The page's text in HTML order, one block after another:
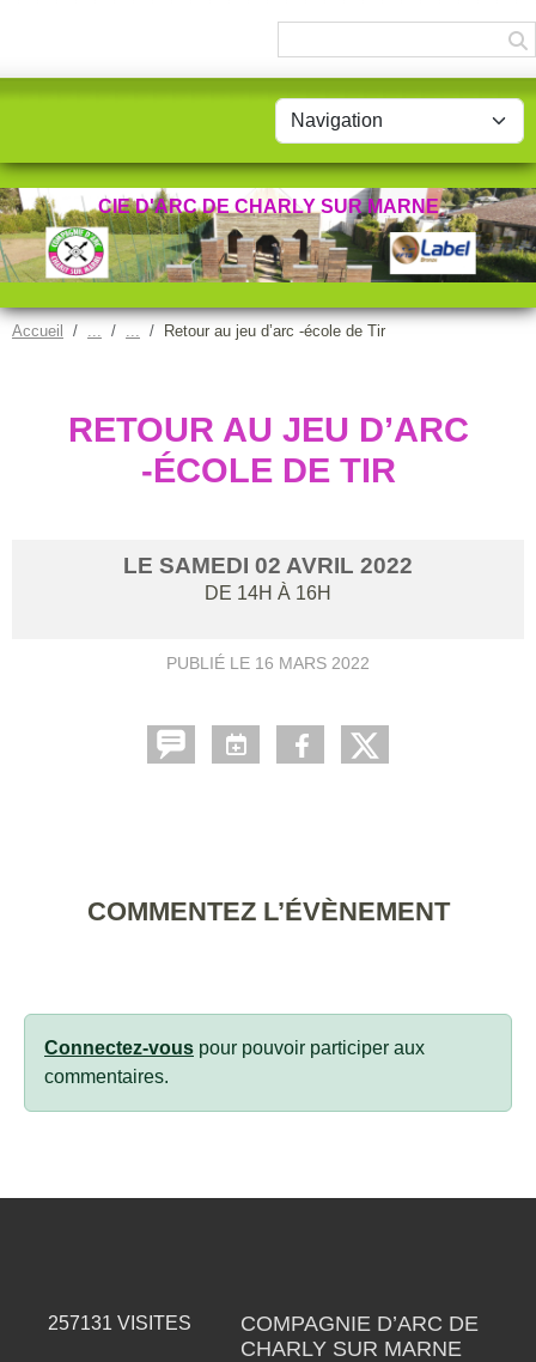
CIE D'ARC DE CHARLY SUR MARNE
Accueil Retour au jeu d’arc -école de Tir
RETOUR AU JEU D’ARC
-ÉCOLE DE TIR
LE SAMEDI 02 AVRIL 2022
DE 14H À 16H
PUBLIÉ LE 16 MARS 2022
COMMENTEZ L’ÉVÈNEMENT
Connectez-vous pour pouvoir participer aux
commentaires.
257131 VISITES
COMPAGNIE D’ARC DE
CHARLY SUR MARNE